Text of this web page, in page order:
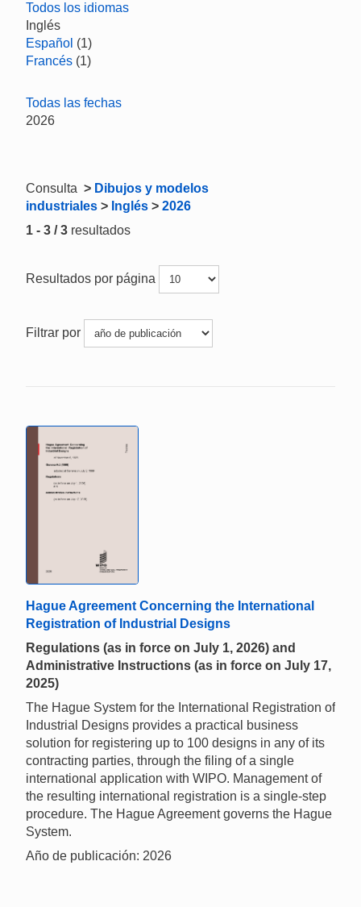
Todos los idiomas
Inglés
Español (1)
Francés (1)
Todas las fechas
2026
Consulta > Dibujos y modelos
industriales > Inglés > 2026
1 - 3 / 3 resultados
Resultados por página
Filtrar por
Hague Agreement Concerning the International
Registration of Industrial Designs
Regulations (as in force on July 1, 2026) and
Administrative Instructions (as in force on July 17,
2025)
The Hague System for the International Registration of
Industrial Designs provides a practical business
solution for registering up to 100 designs in any of its
contracting parties, through the filing of a single
international application with WIPO. Management of
the resulting international registration is a single-step
procedure. The Hague Agreement governs the Hague
System.
Año de publicación: 2026